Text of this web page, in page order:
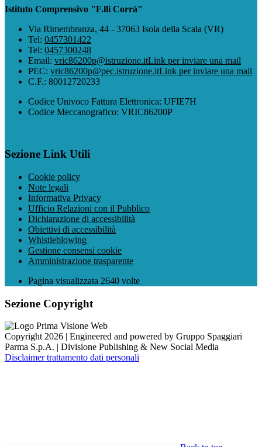
Istituto Comprensivo "F.lli Corrà"
Via Rimembranza, 44 - 37063 Isola della Scala (VR)
Tel: 0457301422
Tel: 0457300248
Email: vric86200p@istruzione.itLink per inviare una mail
PEC: vric86200p@pec.istruzione.itLink per inviare una mail
C.F.: 80012720233
Codice Univoco Fattura Elettronica: UFIE7H
Codice Meccanografico: VRIC86200P
Sezione Link Utili
Cookie policy
Note legali
Informativa Privacy
Ufficio Relazioni con il Pubblico
Dichiarazione di accessibilità
Obiettivi di accessibilità
Whistleblowing
Gestione consensi cookie
Amministrazione trasparente
Pagina visualizzata 2640 volte
Sezione Copyright
Copyright 2026 | Engineered and powered by Gruppo Spaggiari
Parma S.p.A. | Divisione Publishing & New Social Media
Disclaimer trattamento dati personali